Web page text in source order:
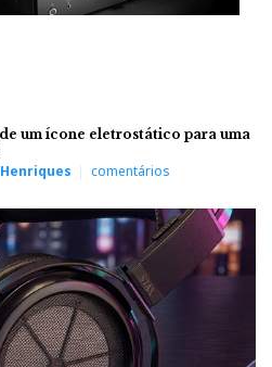
um ícone eletrostático para uma
comentários